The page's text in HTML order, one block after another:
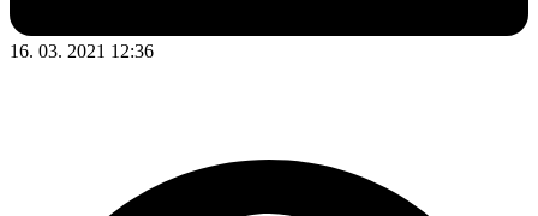
16. 03. 2021 12:36